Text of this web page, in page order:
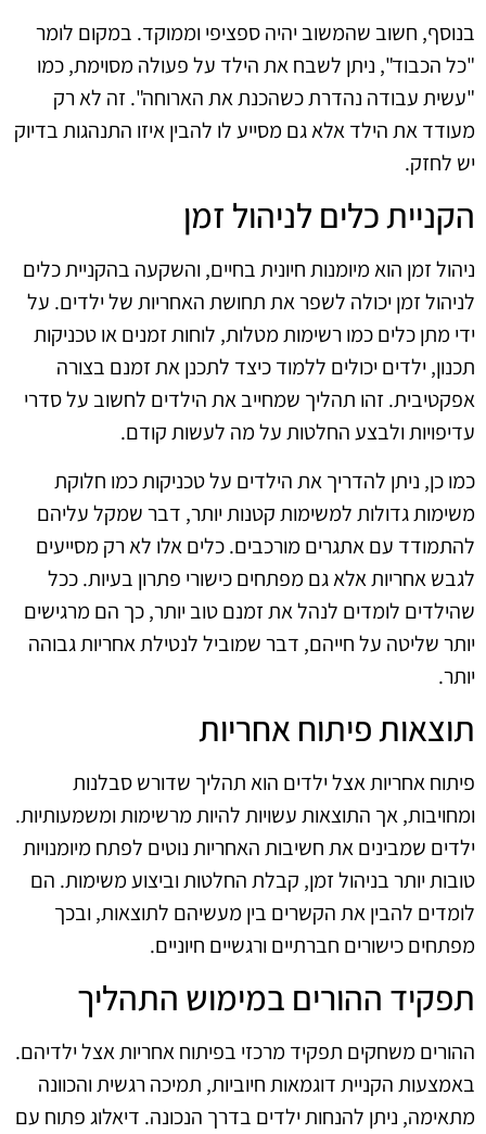
בנוסף, חשוב שהמשוב יהיה ספציפי וממוקד. במקום לומר
"כל הכבוד", ניתן לשבח את הילד על פעולה מסוימת, כמו
"עשית עבודה נהדרת כשהכנת את הארוחה". זה לא רק
מעודד את הילד אלא גם מסייע לו להבין איזו התנהגות בדיוק
יש לחזק.
הקניית כלים לניהול זמן
ניהול זמן הוא מיומנות חיונית בחיים, והשקעה בהקניית כלים
לניהול זמן יכולה לשפר את תחושת האחריות של ילדים. על
ידי מתן כלים כמו רשימות מטלות, לוחות זמנים או טכניקות
תכנון, ילדים יכולים ללמוד כיצד לתכנן את זמנם בצורה
אפקטיבית. זהו תהליך שמחייב את הילדים לחשוב על סדרי
עדיפויות ולבצע החלטות על מה לעשות קודם.
כמו כן, ניתן להדריך את הילדים על טכניקות כמו חלוקת
משימות גדולות למשימות קטנות יותר, דבר שמקל עליהם
להתמודד עם אתגרים מורכבים. כלים אלו לא רק מסייעים
לגבש אחריות אלא גם מפתחים כישורי פתרון בעיות. ככל
שהילדים לומדים לנהל את זמנם טוב יותר, כך הם מרגישים
יותר שליטה על חייהם, דבר שמוביל לנטילת אחריות גבוהה
יותר.
תוצאות פיתוח אחריות
פיתוח אחריות אצל ילדים הוא תהליך שדורש סבלנות
ומחויבות, אך התוצאות עשויות להיות מרשימות ומשמעותיות.
ילדים שמבינים את חשיבות האחריות נוטים לפתח מיומנויות
טובות יותר בניהול זמן, קבלת החלטות וביצוע משימות. הם
לומדים להבין את הקשרים בין מעשיהם לתוצאות, ובכך
מפתחים כישורים חברתיים ורגשיים חיוניים.
תפקיד ההורים במימוש התהליך
ההורים משחקים תפקיד מרכזי בפיתוח אחריות אצל ילדיהם.
באמצעות הקניית דוגמאות חיוביות, תמיכה רגשית והכוונה
מתאימה, ניתן להנחות ילדים בדרך הנכונה. דיאלוג פתוח עם